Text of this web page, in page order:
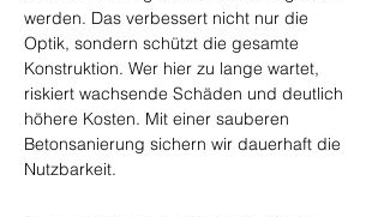
werden. Das verbessert nicht nur die
Optik, sondern schützt die gesamte
Konstruktion. Wer hier zu lange wartet,
riskiert wachsende Schäden und deutlich
höhere Kosten. Mit einer sauberen
Betonsanierung sichern wir dauerhaft die
Nutzbarkeit.